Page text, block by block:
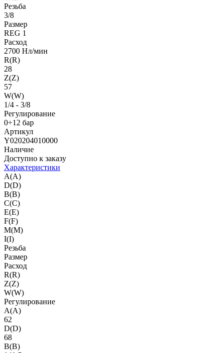
Резьба
3/8
Размер
REG 1
Расход
2700 Нл/мин
R(R)
28
Z(Z)
57
W(W)
1/4 - 3/8
Регулирование
0÷12 бар
Артикул
Y020204010000
Наличие
Доступно к заказу
Характеристики
A(A)
D(D)
B(B)
C(C)
E(E)
F(F)
M(M)
I(I)
Резьба
Размер
Расход
R(R)
Z(Z)
W(W)
Регулирование
A(A)
62
D(D)
68
B(B)